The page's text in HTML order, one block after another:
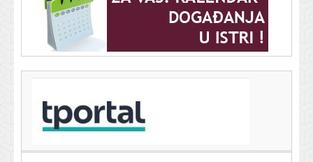
Srpski policajci zaustavili kamion sa skrivenim
eksplozivom: Rusija je imala jeziv plan